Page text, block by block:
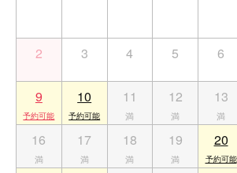
2 3 4 5 6
9 10 11 12 13
16 17 18 19 20